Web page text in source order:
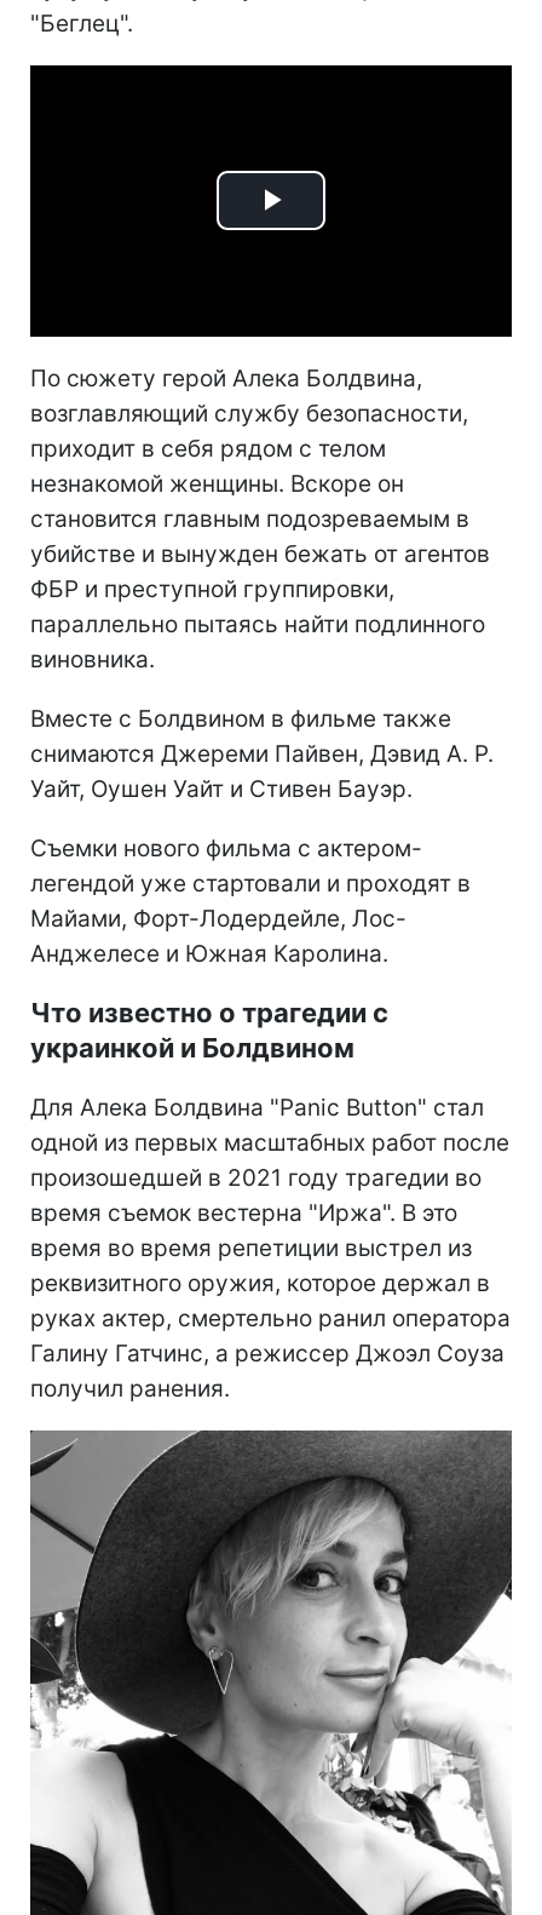
"Беглец".
Play
По сюжету герой Алека Болдвина,
возглавляющий службу безопасности,
приходит в себя рядом с телом
незнакомой женщины. Вскоре он
становится главным подозреваемым в
убийстве и вынужден бежать от агентов
ФБР и преступной группировки,
параллельно пытаясь найти подлинного
виновника.
Вместе с Болдвином в фильме также
снимаются Джереми Пайвен, Дэвид А. Р.
Уайт, Оушен Уайт и Стивен Бауэр.
Съемки нового фильма с актером-
легендой уже стартовали и проходят в
Майами, Форт-Лодердейле, Лос-
Анджелесе и Южная Каролина.
Что известно о трагедии с
украинкой и Болдвином
Для Алека Болдвина "Panic Button" стал
одной из первых масштабных работ после
произошедшей в 2021 году трагедии во
время съемок вестерна "Иржа". В это
время во время репетиции выстрел из
реквизитного оружия, которое держал в
руках актер, смертельно ранил оператора
Галину Гатчинс, а режиссер Джоэл Соуза
получил ранения.